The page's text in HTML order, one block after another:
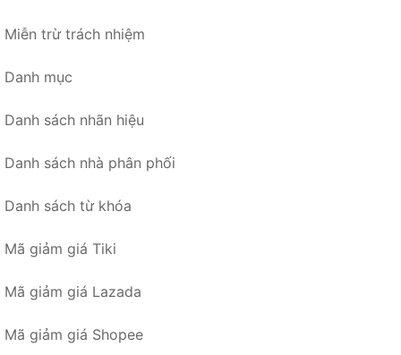
Miễn trừ trách nhiệm
Danh mục
Danh sách nhãn hiệu
Danh sách nhà phân phối
Danh sách từ khóa
Mã giảm giá Tiki
Mã giảm giá Lazada
Mã giảm giá Shopee